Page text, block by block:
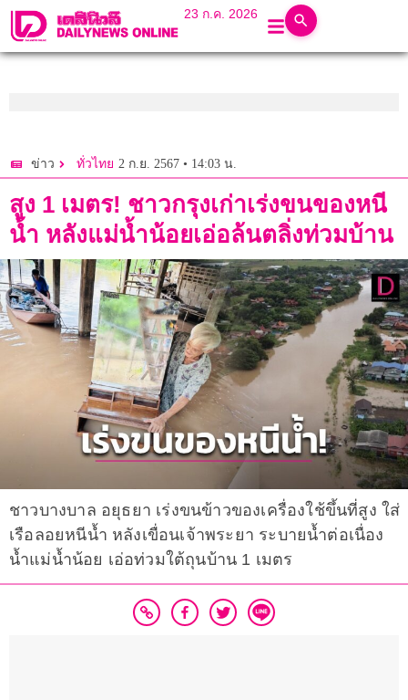
23 ก.ค. 2026
ข่าว ทั่วไทย 2 ก.ย. 2567 • 14:03 น.
สูง 1 เมตร! ชาวกรุงเก่าเร่งขนของหนี
น้ำ หลังแม่น้ำน้อยเอ่อล้นตลิ่งท่วมบ้าน
ชาวบางบาล อยุธยา เร่งขนข้าวของเครื่องใช้ขึ้นที่สูง ใส่
เรือลอยหนีน้ำ หลังเขื่อนเจ้าพระยา ระบายน้ำต่อเนื่อง
น้ำแม่น้ำน้อย เอ่อท่วมใต้ถุนบ้าน 1 เมตร